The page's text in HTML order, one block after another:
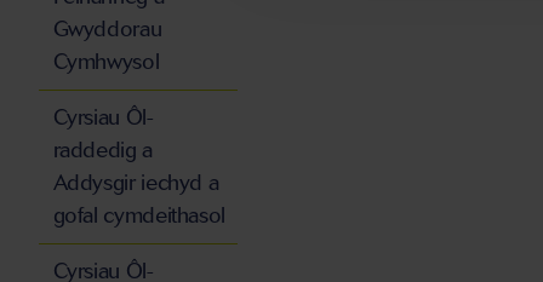
Gwyddorau
Cymhwysol
Cyrsiau Ôl-
raddedig a
Addysgir iechyd a
gofal cymdeithasol
Cyrsiau Ôl-